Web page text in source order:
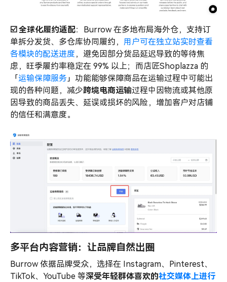
☑️ 全球化履约适配：Burrow 在多地布局海外仓，支持订
单拆分发货、多仓库协同履约， 用户可在独立站实时查看
各模块的配送进度 ，避免因部分货品延迟导致的等待焦
虑，旺季履约率稳定在 99% 以上；而店匠Shoplazza 的
「 运输保障服务」功能能够保障商品在运输过程中可能出
现的各种问题，减少跨境电商运输过程中因物流或其他原
因导致的商品丢失、延误或损坏的风险，增加客户对店铺
的信任和满意度。
多平台内容营销：让品牌自然出圈
Burrow 依据品牌受众，选择在 Instagram、Pinterest、
TikTok、YouTube 等深受年轻群体喜欢的社交媒体上进行